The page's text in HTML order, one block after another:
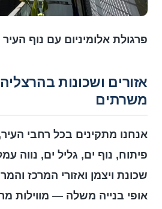
פרגולת אלומיניום עם נוף
אזורים ושכונות
משרתים
אנחנו מתקינים בכל רחבי העיר,
פיתוח, נוף ים, גליל ים, נווה
שכונת ויצמן ואזורי המרכז
אופי בנייה משלה — מווילות